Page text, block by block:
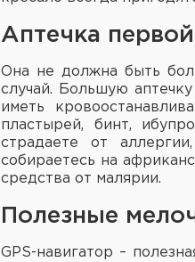
Аптечка
Она не должна быть
случай. Большую
иметь
пластырей, бинт,
страдаете от
собираетесь на
средства от малярии.
Полезные
GPS-навигатор –